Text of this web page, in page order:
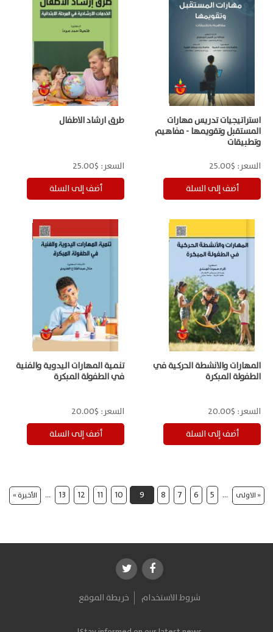
استراتيجيات تدريس مهارات
المستقبل وتقويمها - مفاهيم
وتطبيقات
السعر: $25.00
طرق ارشاد الاطفال
السعر: $25.00
المهارات والانشطة الحركية في
الطفولة المبكرة
السعر: $20.00
تنمية المهارات اليدوية والفنية
في الطفولة المبكرة
السعر: $20.00
« الاولى …
5
6
7
8
9
10
11
12
13
… الأخيرة »
شروط الاستخدام خريطة الموقع